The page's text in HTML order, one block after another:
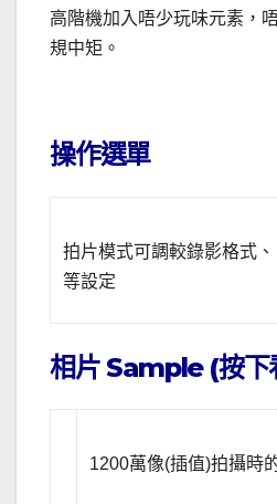
高階機加入唔少玩味元素，
規中矩。
操作選單
拍片模式可調較錄影格式
等設定
相片 Sample (按下
1200萬像(插值)拍攝時